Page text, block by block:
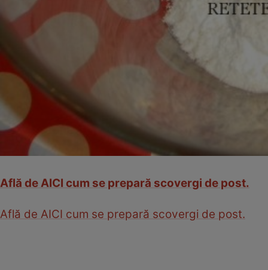
Află de AICI cum se prepară scovergi de post.
Află de AICI cum se prepară scovergi de post.